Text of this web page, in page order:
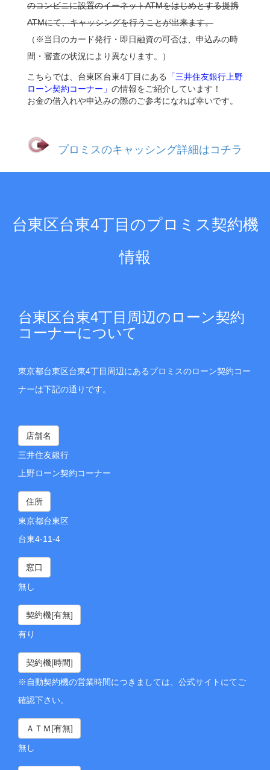
のコンビニに設置のイーネットATMをはじめとする提携
ATMにて、キャッシングを行うことが出来ます。
（※当日のカード発行・即日融資の可否は、申込みの時
間・審査の状況により異なります。）
こちらでは、台東区台東4丁目にある
「三井住友銀行上野
ローン契約コーナー」 の情報をご紹介しています！
お金の借入れや申込みの際のご参考になれば幸いです。
プロミスのキャッシング詳細はコチラ
台東区台東4丁目のプロミス契約機
情報
台東区台東4丁目周辺のローン契約
コーナーについて
東京都台東区台東4丁目周辺にあるプロミスのローン契約コー
ナーは下記の通りです。
店舗名
三井住友銀行
上野ローン契約コーナー
住所
東京都台東区
台東4-11-4
窓口
無し
契約機[有無]
有り
契約機[時間]
※自動契約機の営業時間につきましては、公式サイトにてご
確認下さい。
ＡＴＭ[有無]
無し